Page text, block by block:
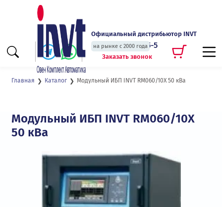
Официальный дистрибьютор INVT
на рынке с 2000 года
+7 (495) 135-135-5
Заказать звонок
Главная Каталог Модульный ИБП INVT RM060/10X 50 кВа
Модульный ИБП INVT RM060/10X
50 кВа